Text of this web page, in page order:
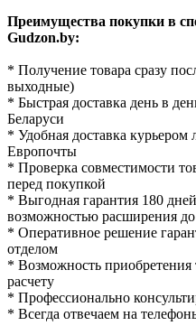
Преимущества покупки в
Gudzon.by:
* Получение товара сразу
выходные)
* Быстрая доставка день в
Беларуси
* Удобная доставка
Европочты
* Проверка совместимости
перед покупкой
* Выгодная гарантия 180
возможностью расширения до
* Оперативное решение
отделом
* Возможность приобретения
расчету
* Профессионально
* Всегда отвечаем на